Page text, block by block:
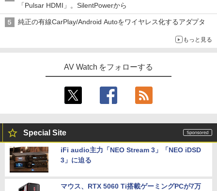
「Pulsar HDMI」。SilentPowerから
純正の有線CarPlay/Android Autoをワイヤレス化するアダプタ
もっと見る
AV Watch をフォローする
Special Site
iFi audio主力「NEO Stream 3」「NEO iDSD
3」に迫る
マウス、RTX 5060 Ti搭載ゲーミングPCが7万